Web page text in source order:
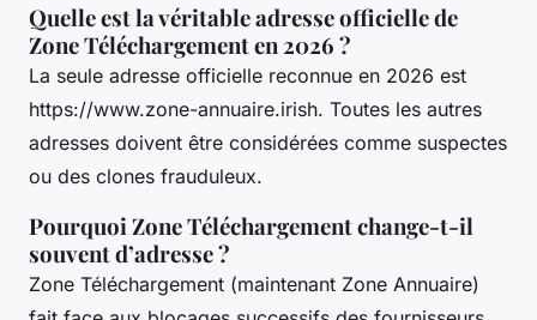
Quelle est la véritable adresse officielle de
Zone Téléchargement en 2026 ?
La seule adresse officielle reconnue en 2026 est
https://www.zone-annuaire.irish. Toutes les autres
adresses doivent être considérées comme suspectes
ou des clones frauduleux.
Pourquoi Zone Téléchargement change-t-il
souvent d’adresse ?
Zone Téléchargement (maintenant Zone Annuaire)